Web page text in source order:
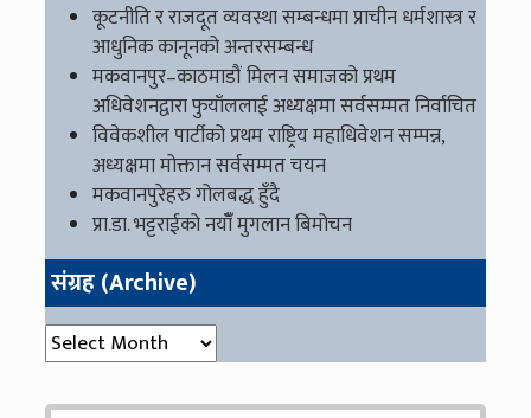
कूटनीति र राजदूत व्यवस्था सम्बन्धमा प्राचीन धर्मशास्त्र र
आधुनिक कानूनको अन्तरसम्बन्ध
मकवानपुर–काठमाडौं मिलन समाजको प्रथम
अधिवेशनद्वारा फुयाँललाई अध्यक्षमा सर्वसम्मत निर्वाचित
विवेकशील पार्टीको प्रथम राष्ट्रिय महाधिवेशन सम्पन्न,
अध्यक्षमा मोक्तान सर्वसम्मत चयन
मकवानपुरेहरु गोलबद्ध हुँदै
प्रा.डा. भट्टराईको नयाँँ मुगलान बिमोचन
संग्रह (Archive)
संग्रह (Archive)